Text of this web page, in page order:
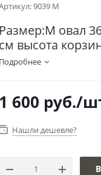
9039 M
Размер:M овал
см высота
Подробнее
1 600 руб./
Нашли дешевле?